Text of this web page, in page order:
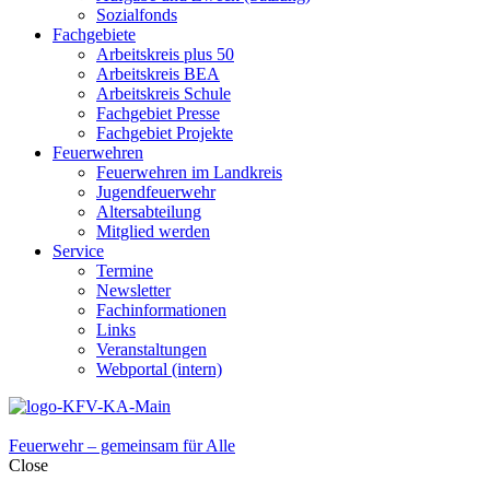
Sozialfonds
Fachgebiete
Arbeitskreis plus 50
Arbeitskreis BEA
Arbeitskreis Schule
Fachgebiet Presse
Fachgebiet Projekte
Feuerwehren
Feuerwehren im Landkreis
Jugendfeuerwehr
Altersabteilung
Mitglied werden
Service
Termine
Newsletter
Fachinformationen
Links
Veranstaltungen
Webportal (intern)
Feuerwehr – gemeinsam für Alle
Close